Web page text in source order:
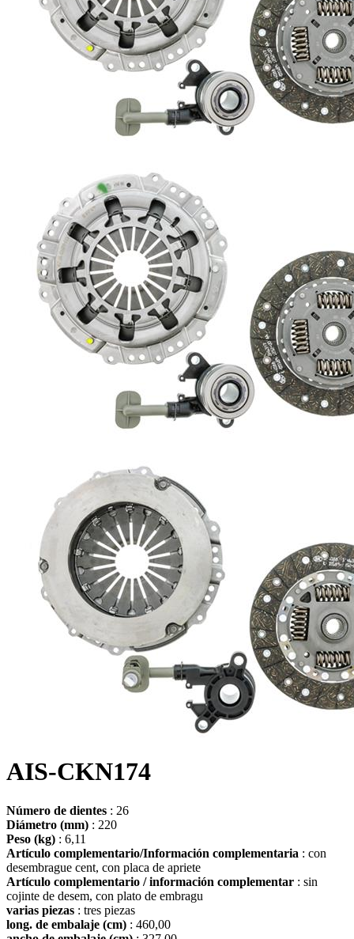
AIS-CKN174
Número de dientes : 26
Diámetro (mm) : 220
Peso (kg) : 6,11
Artículo complementario/Información complementaria : con
desembrague cent, con placa de apriete
Artículo complementario / información complementar : sin
cojinte de desem, con plato de embragu
varias piezas : tres piezas
long. de embalaje (cm) : 460,00